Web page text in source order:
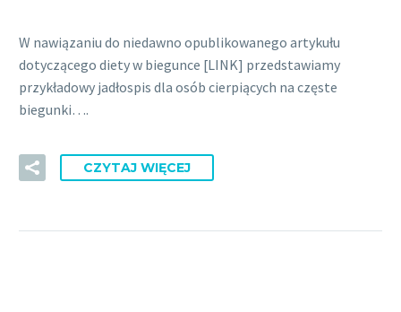
W nawiązaniu do niedawno opublikowanego artykułu
dotyczącego diety w biegunce [LINK] przedstawiamy
przykładowy jadłospis dla osób cierpiących na częste
biegunki….
CZYTAJ WIĘCEJ